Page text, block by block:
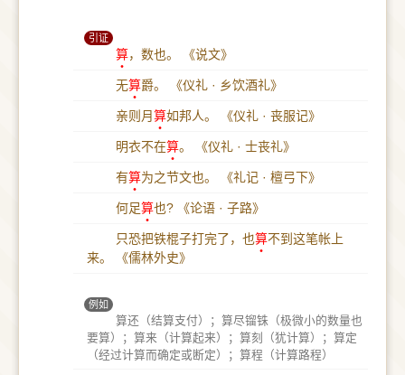
引证
算，数也。 《说文》
无算爵。 《仪礼 · 乡饮酒礼》
亲则月算如邦人。 《仪礼 · 丧服记》
明衣不在算。 《仪礼 · 士丧礼》
有算为之节文也。 《礼记 · 檀弓下》
何足算也? 《论语 · 子路》
只恐把铁棍子打完了，也算不到这笔帐上
来。
《儒林外史》
例如
算还（结算支付）；算尽镏铢（极微小的数量也
要算）；算来（计算起来）；算刻（犹计算）；算定
（经过计算而确定或断定）；算程（计算路程）